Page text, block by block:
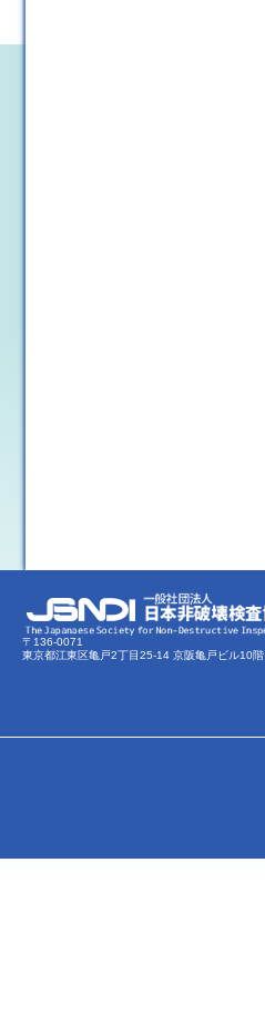
〒136-0071
東京都江東区亀戸2丁目25-14 京阪亀戸ビル10階